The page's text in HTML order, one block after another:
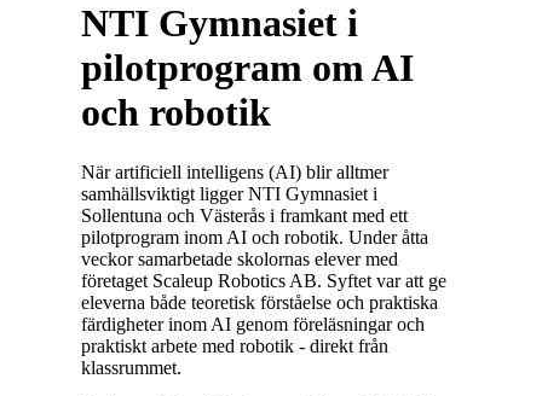
NTI Gymnasiet i
pilotprogram om AI
och robotik
När artificiell intelligens (AI) blir alltmer
samhällsviktigt ligger NTI Gymnasiet i
Sollentuna och Västerås i framkant med ett
pilotprogram inom AI och robotik. Under åtta
veckor samarbetade skolornas elever med
företaget Scaleup Robotics AB. Syftet var att ge
eleverna både teoretisk förståelse och praktiska
färdigheter inom AI genom föreläsningar och
praktiskt arbete med robotik - direkt från
klassrummet.